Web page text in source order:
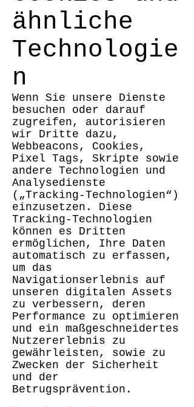
ähnliche
Technologie
n
Wenn Sie unsere Dienste
besuchen oder darauf
zugreifen, autorisieren
wir Dritte dazu,
Webbeacons, Cookies,
Pixel Tags, Skripte sowie
andere Technologien und
Analysedienste
(„Tracking-Technologien“)
einzusetzen. Diese
Tracking-Technologien
können es Dritten
ermöglichen, Ihre Daten
automatisch zu erfassen,
um das
Navigationserlebnis auf
unseren digitalen Assets
zu verbessern, deren
Performance zu optimieren
und ein maßgeschneidertes
Nutzererlebnis zu
gewährleisten, sowie zu
Zwecken der Sicherheit
und der
Betrugsprävention.